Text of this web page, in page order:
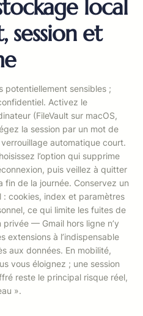
local
session et
potentiellement sensibles ;
Activez le
(FileVault sur macOS,
la session par un mot de
automatique court.
l’option qui supprime
puis veillez à quitter
de la journée. Conservez un
cookies, index et paramètres
ce qui limite les fuites de
— Gmail hors ligne n’y
à l’indispensable
aux données. En mobilité,
vous éloignez ; une session
reste le principal risque réel,
».